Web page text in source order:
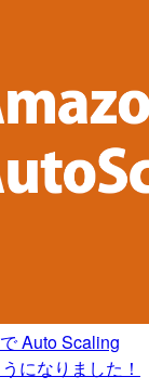
Auto Scaling
になりました！